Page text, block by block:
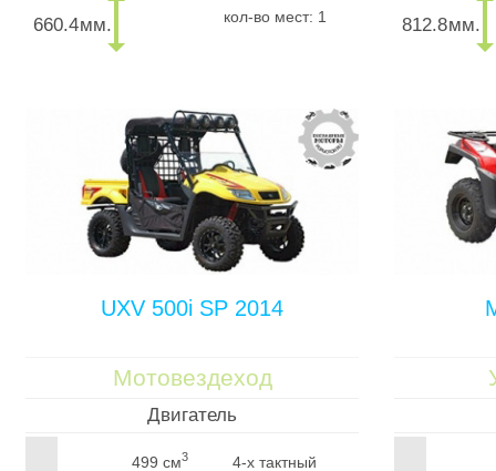
660.4мм. кол-во мест: 1 812.8мм.
UXV 500i SP 2014
Мотовездеход
Двигатель
499 см3 4-х тактный